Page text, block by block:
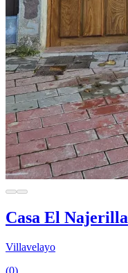
Casa El Najerilla
Villavelayo
(0)